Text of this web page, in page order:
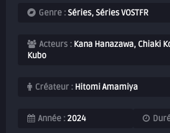
Genre :Séries, Séries VOSTFR
Acteurs : Kana Hanazawa, Chiaki
Kubo
Créateur : Hitomi Amamiya
Année :2024